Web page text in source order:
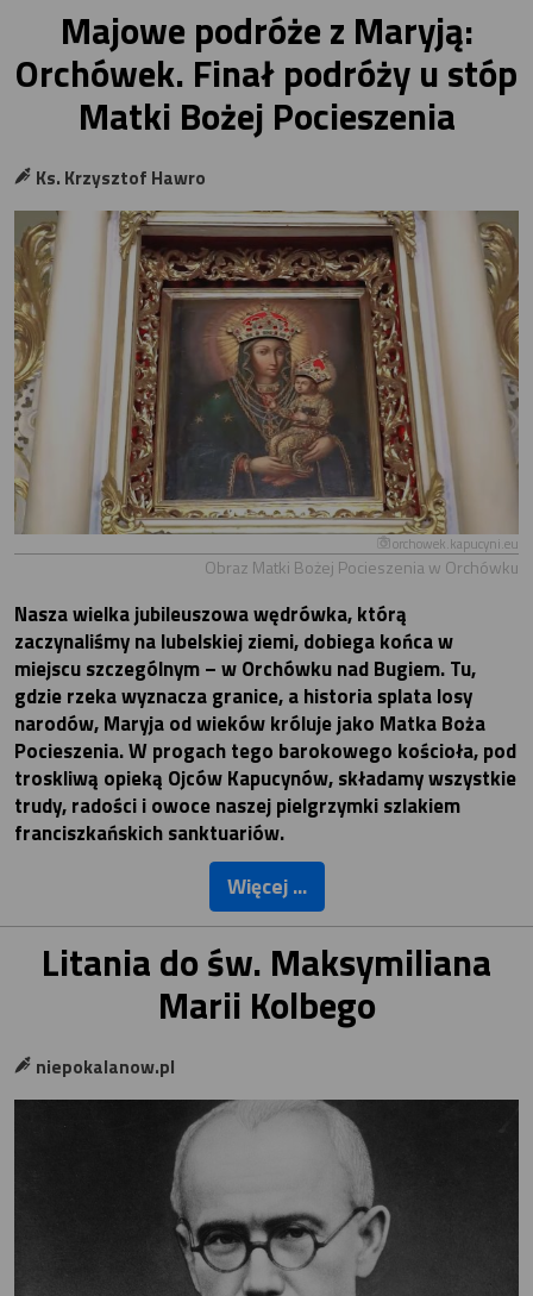
Majowe podróże z Maryją:
Orchówek. Finał podróży u stóp
Matki Bożej Pocieszenia
Ks. Krzysztof Hawro
orchowek.kapucyni.eu
Obraz Matki Bożej Pocieszenia w Orchówku
Nasza wielka jubileuszowa wędrówka, którą
zaczynaliśmy na lubelskiej ziemi, dobiega końca w
miejscu szczególnym – w Orchówku nad Bugiem. Tu,
gdzie rzeka wyznacza granice, a historia splata losy
narodów, Maryja od wieków króluje jako Matka Boża
Pocieszenia. W progach tego barokowego kościoła, pod
troskliwą opieką Ojców Kapucynów, składamy wszystkie
trudy, radości i owoce naszej pielgrzymki szlakiem
franciszkańskich sanktuariów.
Więcej ...
Litania do św. Maksymiliana
Marii Kolbego
niepokalanow.pl